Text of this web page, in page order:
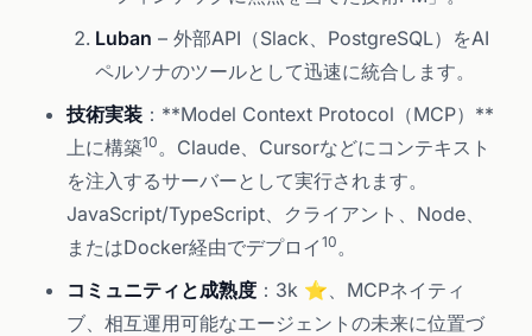
Luban – 外部API（Slack、PostgreSQL）をAI
ペルソナのツールとして迅速に統合します。
技術実装 ：**Model Context Protocol（MCP）**
上に構築10。Claude、Cursorなどにコンテキスト
を注入するサーバーとして実行されます。
JavaScript/TypeScript、クライアント、Node、
またはDocker経由でデプロイ 10。
コミュニティと成熟度 ：3k ⭐、MCPネイティ
ブ、相互運用可能なエージェントの未来に位置づ